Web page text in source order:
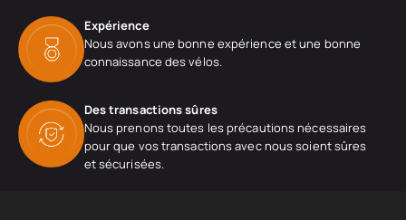
Expérience
Nous avons une bonne expérience et une bonne
connaissance des vélos.
Des transactions sûres
Nous prenons toutes les précautions nécessaires
pour que vos transactions avec nous soient sûres
et sécurisées.